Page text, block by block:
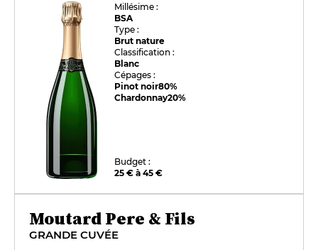
Millésime :
BSA
Type :
Brut nature
Classification :
Blanc
Cépages :
Pinot noir80%
Chardonnay20%
Budget :
25 € à 45 €
Moutard Pere & Fils
GRANDE CUVÉE